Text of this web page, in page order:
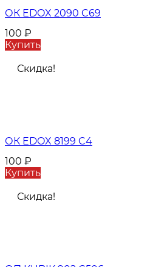
ОК EDOX 2090 C69
100 ₽
Купить
Скидка!
ОК EDOX 8199 C4
100 ₽
Купить
Скидка!